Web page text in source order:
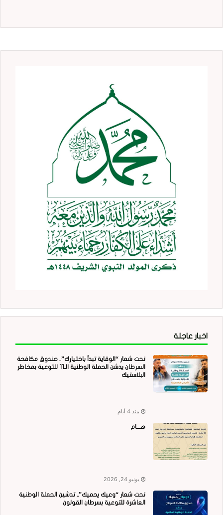
اخبار عاجلة
تحت شعار “الوقاية تبدأ باختيارك”.. صندوق مكافحة
السرطان يدشن الحملة الوطنية الـ11 للتوعية بمخاطر
البلاستيك
منذ 4 أيام
هــــام
يونيو 24, 2026
تحت شعار “وعيك يحميك”.. تدشين الحملة الوطنية
العاشرة للتوعية بسرطان القولون